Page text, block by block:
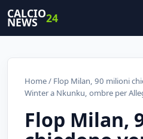
CALCIO
NEWS 24
Home/ Flop Milan, 90 milioni
Winter a Nkunku, ombre per
Flop Milan,